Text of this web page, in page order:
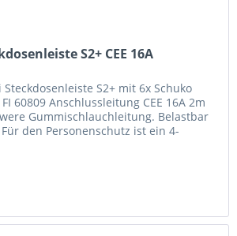
S2+ CEE 16A
Steckdosenleiste S2+ mit 6x Schuko
60809 Anschlussleitung CEE 16A 2m
Gummischlauchleitung. Belastbar
den Personenschutz ist ein 4-